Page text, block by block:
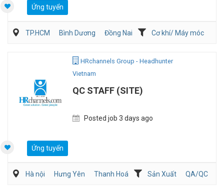
Ứng tuyển
TP.HCM Bình Dương Đồng Nai
Cơ khí/ Máy móc
HRchannels Group - Headhunter
Vietnam
QC STAFF (SITE)
Posted job 3 days ago
Ứng tuyển
Hà nội Hưng Yên Thanh Hoá Sản Xuất
QA/QC